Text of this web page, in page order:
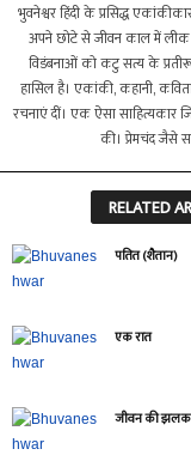
भुवनेश्वर हिंदी के प्रसिद्ध
अपने छोटे से जीवन काल में लीक
विडंबनाओं को कटु सत्य के
हासिल है। एकांकी, कहानी,
रचनाएं दीं। एक ऐसा
की। प्रेमचंद जैसे
RELATED
पतित (शैतान)
एक रात
जीवन की झलक